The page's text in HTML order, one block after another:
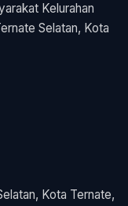
Kelurahan
Selatan, Kota
Kota Ternate,